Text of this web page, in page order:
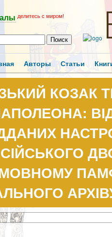
делитесь с миром!
Авторы Статьи
КОЗАК